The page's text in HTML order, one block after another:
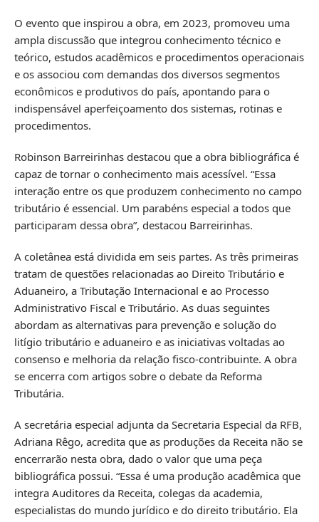
O evento que inspirou a obra, em 2023, promoveu uma
ampla discussão que integrou conhecimento técnico e
teórico, estudos acadêmicos e procedimentos operacionais
e os associou com demandas dos diversos segmentos
econômicos e produtivos do país, apontando para o
indispensável aperfeiçoamento dos sistemas, rotinas e
procedimentos.
Robinson Barreirinhas destacou que a obra bibliográfica é
capaz de tornar o conhecimento mais acessível. “Essa
interação entre os que produzem conhecimento no campo
tributário é essencial. Um parabéns especial a todos que
participaram dessa obra”, destacou Barreirinhas.
A coletânea está dividida em seis partes. As três primeiras
tratam de questões relacionadas ao Direito Tributário e
Aduaneiro, a Tributação Internacional e ao Processo
Administrativo Fiscal e Tributário. As duas seguintes
abordam as alternativas para prevenção e solução do
litígio tributário e aduaneiro e as iniciativas voltadas ao
consenso e melhoria da relação fisco-contribuinte. A obra
se encerra com artigos sobre o debate da Reforma
Tributária.
A secretária especial adjunta da Secretaria Especial da RFB,
Adriana Rêgo, acredita que as produções da Receita não se
encerrarão nesta obra, dado o valor que uma peça
bibliográfica possui. “Essa é uma produção acadêmica que
integra Auditores da Receita, colegas da academia,
especialistas do mundo jurídico e do direito tributário. Ela